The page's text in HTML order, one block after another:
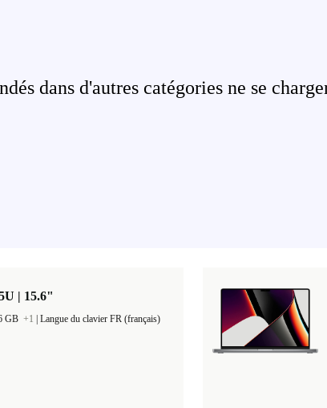
dans d'autres catégories ne se
| 15.6"
GB +1 Langue du clavier FR (français)